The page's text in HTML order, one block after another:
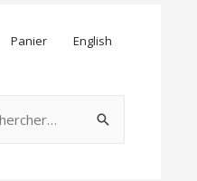
Panier English